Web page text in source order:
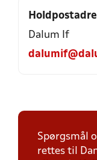
Dalum If
Spørgsmål
rettes til